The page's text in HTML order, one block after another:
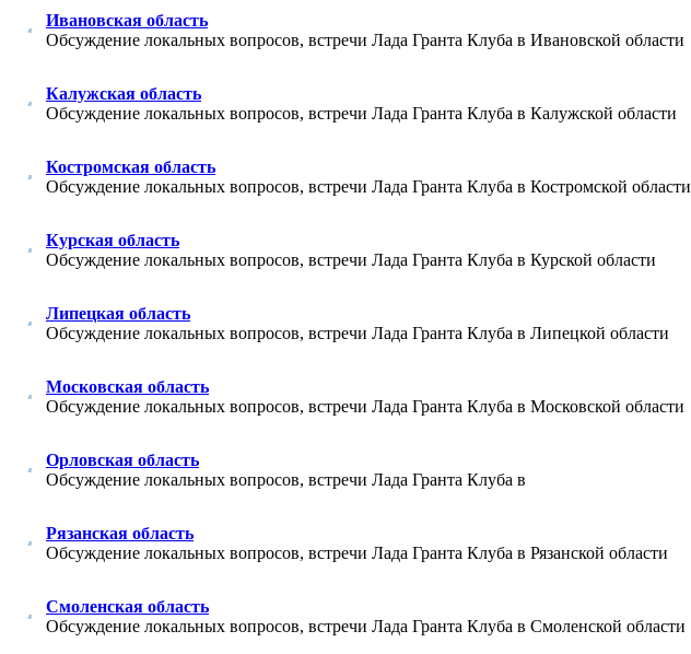
Ивановская область
Обсуждение локальных вопросов, встречи Лада Гранта Клуба в Ивановской области
Калужская область
Обсуждение локальных вопросов, встречи Лада Гранта Клуба в Калужской области
Костромская область
Обсуждение локальных вопросов, встречи Лада Гранта Клуба в Костромской области
Курская область
Обсуждение локальных вопросов, встречи Лада Гранта Клуба в Курской области
Липецкая область
Обсуждение локальных вопросов, встречи Лада Гранта Клуба в Липецкой области
Московская область
Обсуждение локальных вопросов, встречи Лада Гранта Клуба в Московской области
Орловская область
Обсуждение локальных вопросов, встречи Лада Гранта Клуба в
Рязанская область
Обсуждение локальных вопросов, встречи Лада Гранта Клуба в Рязанской области
Смоленская область
Обсуждение локальных вопросов, встречи Лада Гранта Клуба в Смоленской области